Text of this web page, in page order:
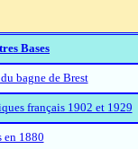
Bases
bagne de Brest
français 1902 et 1929
en 1880